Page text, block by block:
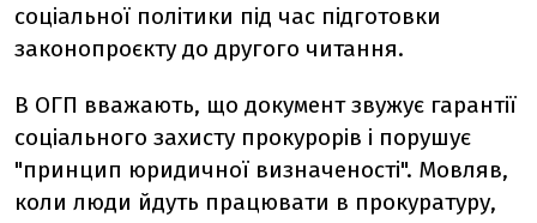
соціальної політики під час підготовки
законопроєкту до другого читання.
В ОГП вважають, що документ звужує гарантії
соціального захисту прокурорів і порушує
"принцип юридичної визначеності". Мовляв,
коли люди йдуть працювати в прокуратуру,